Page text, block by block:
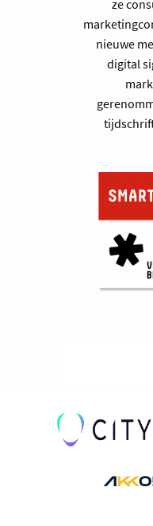
ze
nieuwe
digital